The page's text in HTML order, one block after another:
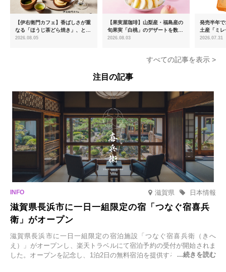
【伊右衛門カフェ】香ばしさが重
なる「ほうじ茶どら焼き」、とろ
ける「宇治抹茶ティラミス」が新
2026.08.05
【果実屋珈琲】山梨産・福島産の
旬果実「白桃」のデザートを数量
限定販売
2026.08.03
発売半年
土産「ミ
新フレー
2026.07.31
すべての記事を表示 >
注目の記事
滋賀県 日本情報
滋賀県長浜市に一日一組限定の宿「つなぐ宿喜兵
衛」がオープン
滋賀県長浜市に一日一組限定の宿泊施設「つなぐ宿喜兵衛（きへ
え）」がオープンし、楽天トラベルにて宿泊予約の受付が開始されま
した。オープンを記念し、1泊2日の無料宿泊を提供するキャンペーン